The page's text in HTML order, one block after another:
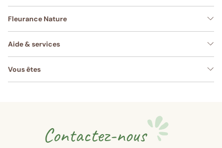
Fleurance Nature
Aide & services
Vous êtes
Contactez-nous